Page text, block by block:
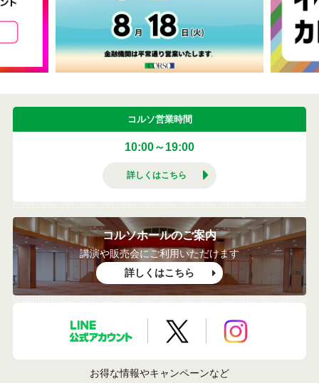
コルソ営業時間
10:00～19:00
詳しくはこちら
コルソホールのご案内
講演や販売会にご利用いただけます
詳しくはこちら
LINE公式アカウントX公式アカウント
お得な情報やキャンペーンなど